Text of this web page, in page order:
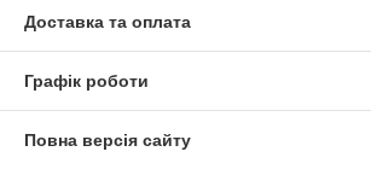
Доставка та оплата
Графік роботи
Повна версія сайту